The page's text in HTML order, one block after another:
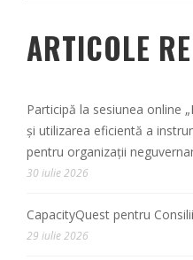
ARTICOLE
Participă la sesiunea online
și utilizarea eficientă a
pentru organizații
30 iulie 2026
CapacityQuest pentru
29 iulie 2026